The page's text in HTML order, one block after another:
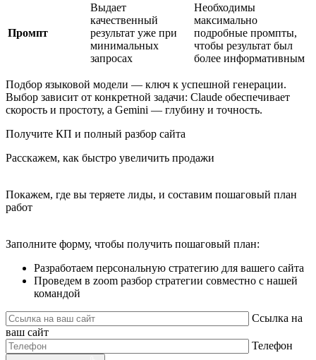
Промпт
Выдает
качественный
результат уже при
минимальных
запросах
Необходимы
максимально
подробные промпты,
чтобы результат был
более информативным
Подбор языковой модели — ключ к успешной генерации.
Выбор зависит от конкретной задачи: Claude обеспечивает
скорость и простоту, а Gemini — глубину и точность.
Получите КП и полный разбор сайта
Расскажем, как быстро увеличить продажи
Покажем, где вы теряете лиды, и составим пошаговый план
работ
Заполните форму, чтобы получить пошаговый план:
Разработаем персональную стратегию для вашего сайта
Проведем в zoom разбор стратегии совместно с нашей
командой
Ссылка на
ваш сайт
Телефон